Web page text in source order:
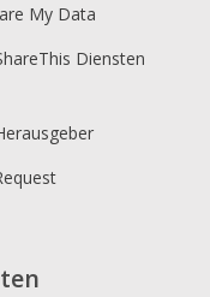
My Data
Diensten